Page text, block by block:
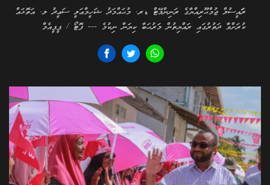
ރަަައީސުލް ޖުމްޙޫރިއްޔާގެ ރަނިންމޭޓް ޑރ. މުޙައްމަދު ޝަހީމްޢަލީ ސަޢީދު ލ. އަތޮޅައް
ކުރަށްވާ ދަތުރުގައި ރައްޔިތުން މަރުޙަބާ ކިޔަން ނިކުމެ --- ފޮޓޯ / ޕީޕީއެމް